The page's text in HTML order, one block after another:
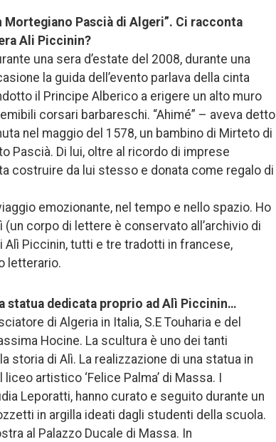
Pascià di Algeri”. Ci racconta
Ali Piccinin?
una sera d’estate del 2008, durante una
la guida dell’evento parlava della cinta
il Principe Alberico a erigere un alto muro
corsari barbareschi. “Ahimé” – aveva detto
nel maggio del 1578, un bambino di Mirteto di
Pascià. Di lui, oltre al ricordo di imprese
costruire da lui stesso e donata come regalo di
emozionante, nel tempo e nello spazio. Ho
corpo di lettere è conservato all’archivio di
Piccinin, tutti e tre tradotti in francese,
letterario.
statua dedicata proprio ad Alì Piccinin…
di Algeria in Italia, S.E Touharia e del
Hocine. La scultura è uno dei tanti
storia di Alì. La realizzazione di una statua in
artistico ‘Felice Palma’ di Massa. I
Leporatti, hanno curato e seguito durante un
in argilla ideati dagli studenti della scuola.
al Palazzo Ducale di Massa. In